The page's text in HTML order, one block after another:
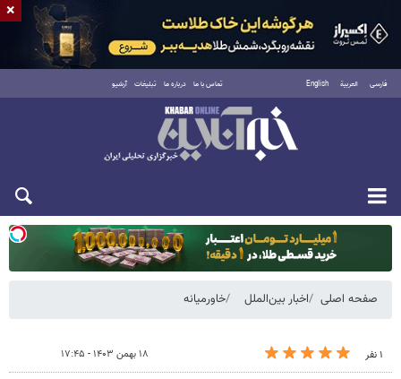
فارسی العربية English تماس با ما درباره ما تبلیغات آرشیو
دوشنبه ۱۹ مرداد ۱۴۰۵
صفحه اصلی اخبار بین‌الملل خاورمیانه
۱ نفر ۱۸ بهمن ۱۴۰۳ - ۱۷:۴۵
×